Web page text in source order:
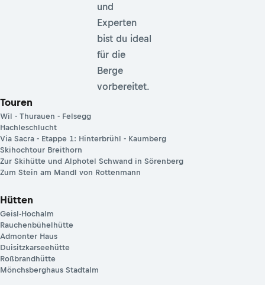
und
Experten
bist du ideal
für die
Berge
vorbereitet.
Touren
Wil - Thurauen - Felsegg
Hachleschlucht
Via Sacra - Etappe 1: Hinterbrühl - Kaumberg
Skihochtour Breithorn
Zur Skihütte und Alphotel Schwand in Sörenberg
Zum Stein am Mandl von Rottenmann
Hütten
Geisl-Hochalm
Rauchenbühelhütte
Admonter Haus
Duisitzkarseehütte
Roßbrandhütte
Mönchsberghaus Stadtalm